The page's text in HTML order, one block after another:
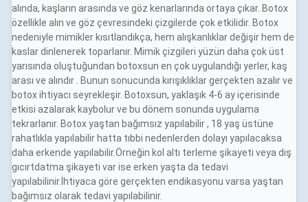
alında, kaşların arasında ve göz kenarlarında ortaya çıkar. Botox
özellikle alın ve göz çevresindeki çizgilerde çok etkilidir. Botox
nedeniyle mimikler kısıtlandıkça, hem alışkanlıklar değişir hem de
kaslar dinlenerek toparlanır. Mimik çizgileri yüzün daha çok üst
yarısında oluştuğundan botoxsun en çok uygulandığı yerler, kaş
arası ve alındır . Bunun sonucunda kırışıklıklar gerçekten azalır ve
botox ihtiyacı seyrekleşir. Botoxsun, yaklaşık 4-6 ay içerisinde
etkisi azalarak kaybolur ve bu dönem sonunda uygulama
tekrarlanır. Botox yaştan bağımsız yapılabilir , 18 yaş üstüne
rahatlıkla yapılabilir hatta tıbbi nedenlerden dolayı yapılacaksa
daha erkende yapılabilir.Örneğin kol altı terleme şikayeti veya dış
gıcırtdatma şikayeti var ise erken yaşta da tedavi
yapılabilinir.İhtiyaca göre gerçekten endikasyonu varsa yaştan
bağımsız olarak tedavi yapılabilinir.